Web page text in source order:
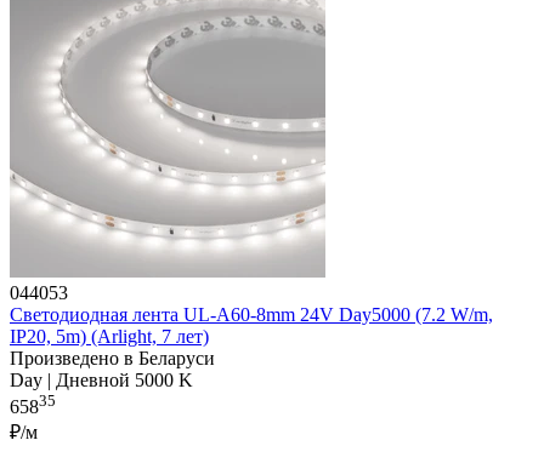
044053
Светодиодная лента UL-A60-8mm 24V Day5000 (7.2 W/m,
IP20, 5m) (Arlight, 7 лет)
Произведено в Беларуси
Day | Дневной 5000 K
65835
₽/м